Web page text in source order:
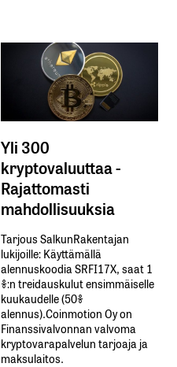
Yli 300
kryptovaluuttaa -
Rajattomasti
mahdollisuuksia
Tarjous SalkunRakentajan
lukijoille: Käyttämällä​ ​
alennuskoodia​ ​SRFI17X,​ ​saat​ ​1
%:n treidauskulut​ ​ensimmäiselle​ ​
kuukaudelle​ ​(50%​ ​
alennus).Coinmotion Oy on
Finanssivalvonnan valvoma
kryptovarapalvelun tarjoaja ja
maksulaitos.